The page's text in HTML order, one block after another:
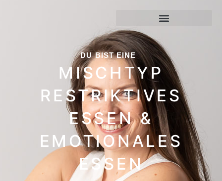
DU BIST EINE
MISCHTYP
RESTRIKTIVES
ESSEN &
EMOTIONALES
ESSEN